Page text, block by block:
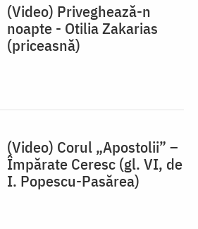
(Video) Priveghează-n
noapte - Otilia Zakarias
(priceasnă)
(Video) Corul „Apostolii” –
⁠Împărate Ceresc (gl. VI, de
I. Popescu-Pasărea)